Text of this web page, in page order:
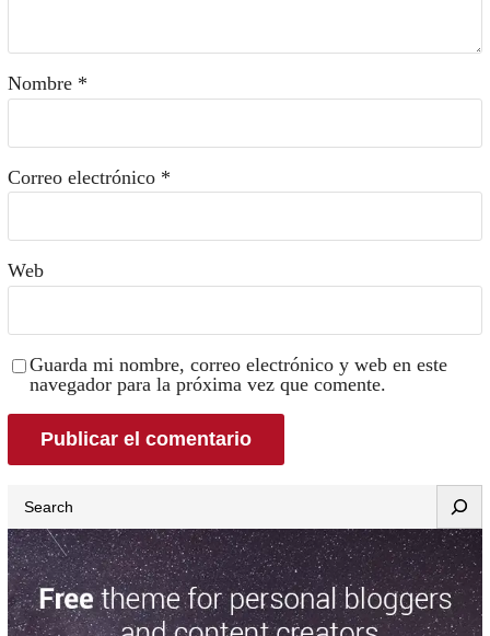
Nombre *
Correo electrónico *
Web
Guarda mi nombre, correo electrónico y web en este
navegador para la próxima vez que comente.